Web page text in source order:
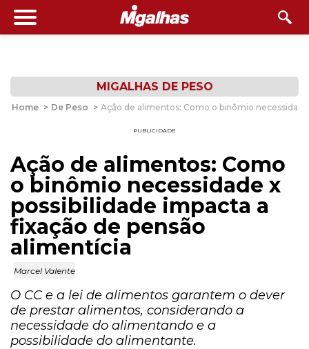
MIGALHAS DE PESO
Home > De Peso > Ação de alimentos: Como o binômio
PUBLICIDADE
Ação de alimentos: Como
o binômio necessidade x
possibilidade impacta a
fixação de pensão
alimentícia
Marcel Valente
O CC e a lei de alimentos garantem o dever
de prestar alimentos, considerando a
necessidade do alimentando e a
possibilidade do alimentante.